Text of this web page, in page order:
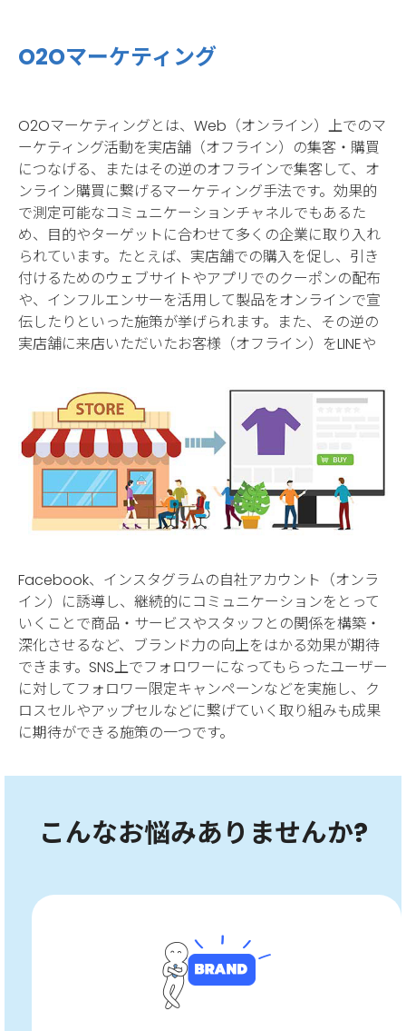
O2Oマーケティング
O2Oマーケティングとは、Web（オンライン）上でのマ
ーケティング活動を実店舗（オフライン）の集客・購買
につなげる、またはその逆のオフラインで集客して、オ
ンライン購買に繋げるマーケティング手法です。効果的
で測定可能なコミュニケーションチャネルでもあるた
め、目的やターゲットに合わせて多くの企業に取り入れ
られています。たとえば、実店舗での購入を促し、引き
付けるためのウェブサイトやアプリでのクーポンの配布
や、インフルエンサーを活用して製品をオンラインで宣
伝したりといった施策が挙げられます。また、その逆の
実店舗に来店いただいたお客様（オフライン）をLINEや
Facebook、インスタグラムの自社アカウント（オンラ
イン）に誘導し、継続的にコミュニケーションをとって
いくことで商品・サービスやスタッフとの関係を構築・
深化させるなど、ブランド力の向上をはかる効果が期待
できます。SNS上でフォロワーになってもらったユーザー
に対してフォロワー限定キャンペーンなどを実施し、ク
ロスセルやアップセルなどに繋げていく取り組みも成果
に期待ができる施策の一つです。
こんなお悩みありませんか?